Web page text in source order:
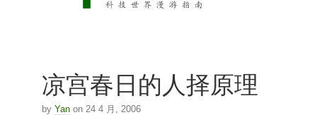
凉宫春日的人择原理
by Yanon 24 4 月, 2006